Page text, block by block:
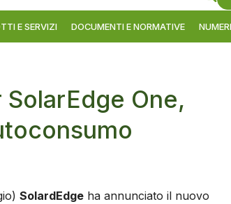
E SERVIZI DOCUMENTI E NORMATIVE
One,
SolardEdge ha annunciato il nuovo